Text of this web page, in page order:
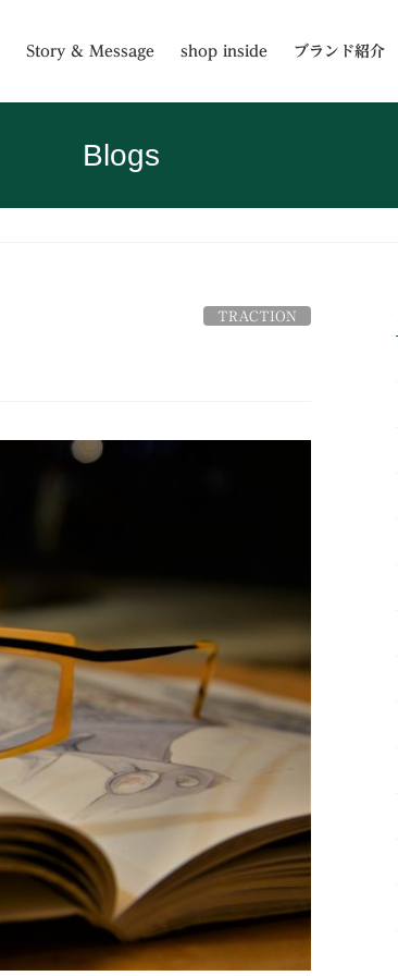
Story & Message shop inside ブランド紹介
Blogs
TRACTION